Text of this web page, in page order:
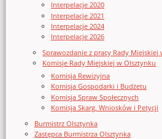
Interpelacje 2020
Interpelacje 2021
Interpelacje 2024
Interpelacje 2026
Sprawozdanie z pracy Rady Miejskiej
Komisje Rady Miejskiej w Olsztynku
Komisja Rewizyjna
Komisja Gospodarki i Budżetu
Komisja Spraw Społecznych
Komisja Skarg, Wniosków i Petycji
Burmistrz Olsztynka
Zastępca Burmistrza Olsztynka